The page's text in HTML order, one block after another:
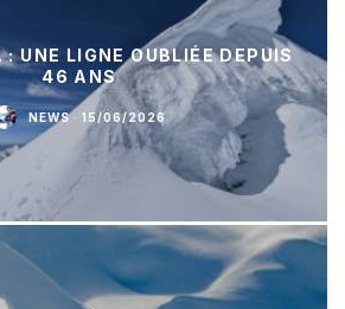
UNE LIGNE OUBLIÉE DEPUIS
46 ANS
NEWS · 15/06/2026